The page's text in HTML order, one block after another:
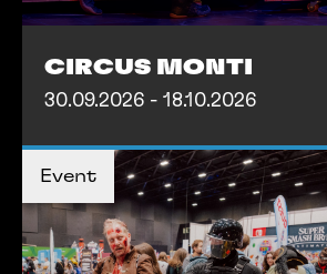
CIRCUS MONTI
30.09.2026 - 18.10.2026
Event
MEHR INFOS
MEHR INFOS